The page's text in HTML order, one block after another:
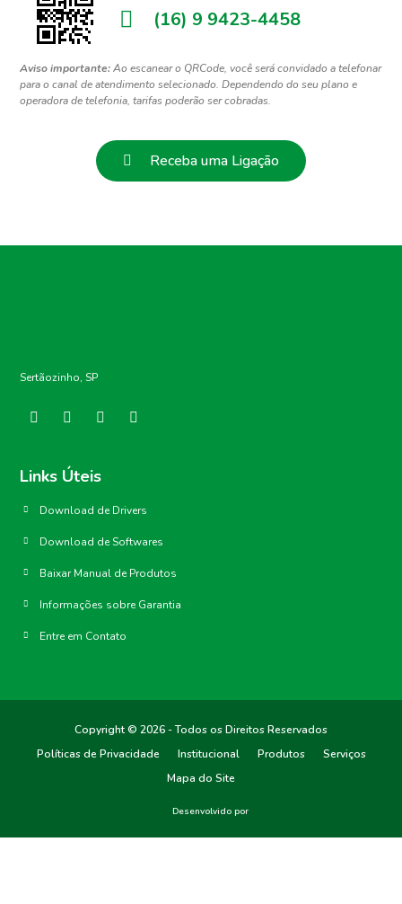
(16) 9 9423-4458
Aviso importante:Ao escanear o QRCode, você será convidado a telefonar
para o canal de atendimento selecionado. Dependendo do seu plano e
operadora de telefonia, tarifas poderão ser cobradas.
Receba uma Ligação
Sertãozinho, SP
Links Úteis
Download de Drivers
Download de Softwares
Baixar Manual de Produtos
Informações sobre Garantia
Entre em Contato
Copyright © 2026 - Todos os Direitos Reservados
Políticas de Privacidade
Institucional Produtos
Serviços
Mapa do Site
Desenvolvido por